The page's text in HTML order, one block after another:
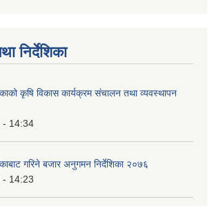
निर्देशिका
कृषि विकास कार्यक्रम संचालन तथा व्यवस्थापन
- 14:34
गरिने बजार अनुगमन निर्देशिका २०७६
- 14:23